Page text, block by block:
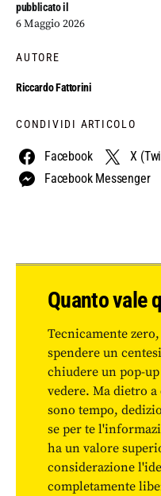
pubblicato il
6 Maggio 2026
AUTORE
Riccardo Fattorini
CONDIVIDI ARTICOLO
Facebook X
Facebook Messenger
Quanto vale
Tecnicamente
spendere un
chiudere un pop-
vedere. Ma dietro
sono tempo,
se per te
ha un valore
considerazione
completamente